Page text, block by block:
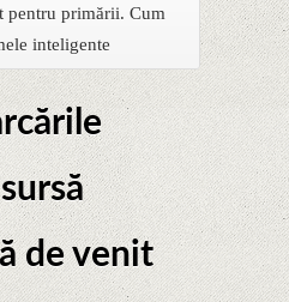
pentru primării. Cum
inteligente
de venit